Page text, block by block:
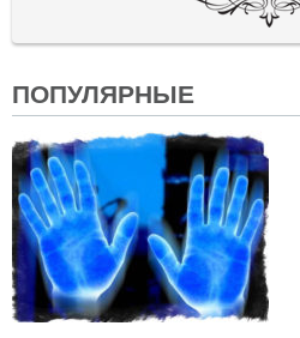
ПОПУЛЯРНЫЕ